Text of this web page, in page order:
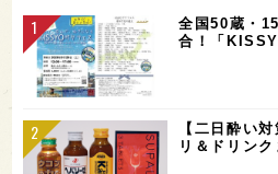
全国50蔵・
合！「
【二日酔い
リ＆ドリンク